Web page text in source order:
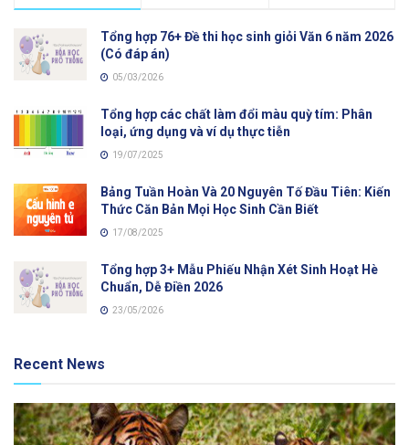
Tổng hợp 76+ Đề thi học sinh giỏi Văn 6 năm 2026
(Có đáp án)
05/03/2026
Tổng hợp các chất làm đổi màu quỳ tím: Phân
loại, ứng dụng và ví dụ thực tiễn
19/07/2025
Bảng Tuần Hoàn Và 20 Nguyên Tố Đầu Tiên: Kiến
Thức Căn Bản Mọi Học Sinh Cần Biết
17/08/2025
Tổng hợp 3+ Mẫu Phiếu Nhận Xét Sinh Hoạt Hè
Chuẩn, Dễ Điền 2026
23/05/2026
Recent News